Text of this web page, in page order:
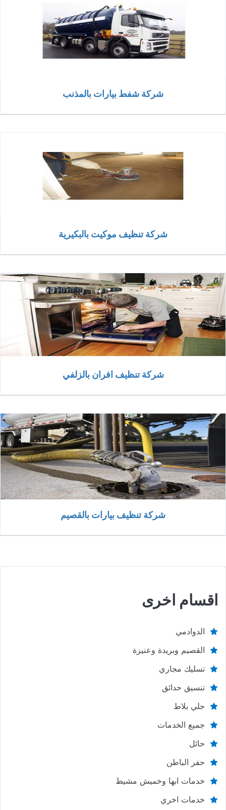
شركة شفط بيارات بالمذنب
شركة تنظيف موكيت بالبكيرية
شركة تنظيف افران بالزلفي
شركة تنظيف بيارات بالقصيم
اقسام اخرى
الدوادمي
القصيم وبريدة وعنيزة
تسليك مجاري
تنسيق حدائق
جلي بلاط
جميع الخدمات
حائل
حفر الباطن
خدمات ابها وخميش مشيط
خدمات اخري